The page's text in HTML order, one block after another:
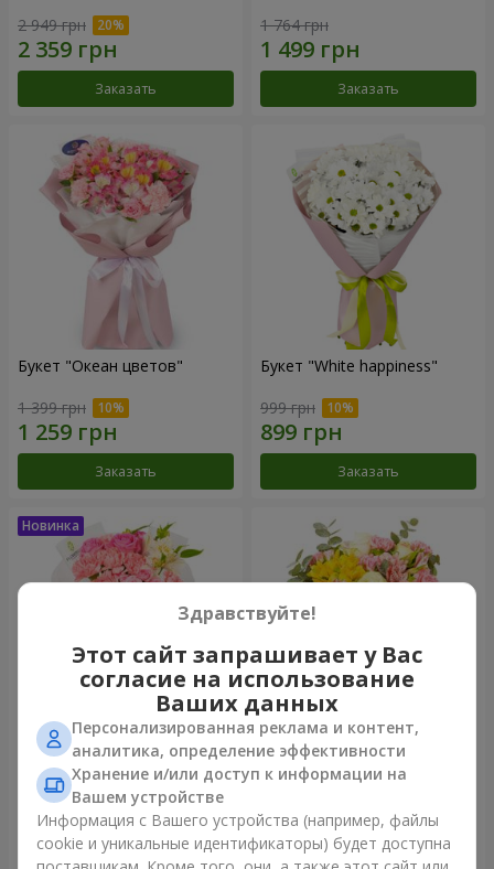
2 949 грн
Заказать
1 764 грн
Заказать
Букет "Океан цветов"
1 399 грн
Заказать
Букет "White happiness"
999 грн
Заказать
Букет "Розовый зефир"
1 411 грн
Заказать
Букет "Дзинтарс"
Заказать
Здравствуйте!
Этот сайт запрашивает у Вас
согласие на использование
Ваших данных
Персонализированная реклама и контент,
аналитика, определение эффективности
Хранение и/или доступ к информации на
Вашем устройстве
Информация с Вашего устройства (например, файлы
cookie и уникальные идентификаторы) будет доступна